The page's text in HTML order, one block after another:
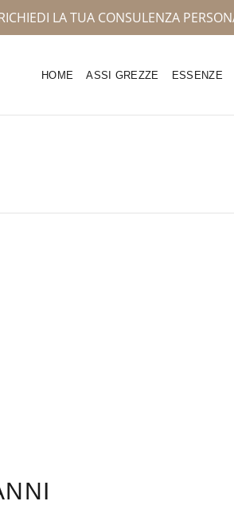
LA TUA CONSULENZA
HOME ASSI GREZZE ESSENZE